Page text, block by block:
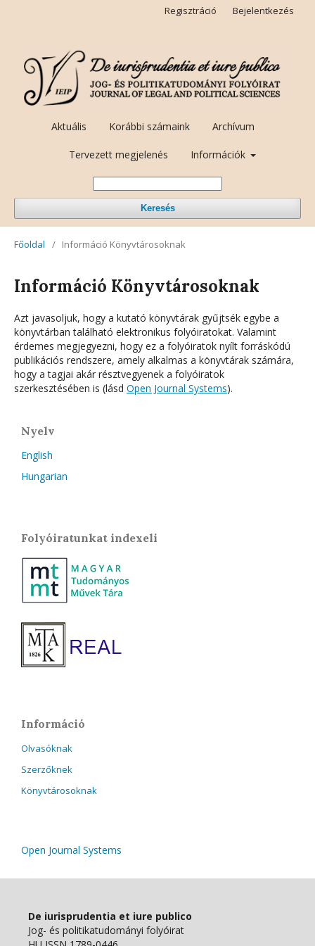
Aktuális Korábbi számaink Archívum
Tervezett megjelenés Információk
Keresés
Regisztráció Bejelentkezés
Főoldal / Információ Könyvtárosoknak
Információ Könyvtárosoknak
Azt javasoljuk, hogy a kutató könyvtárak gyűjtsék egybe a
könyvtárban található elektronikus folyóiratokat. Valamint
érdemes megjegyezni, hogy ez a folyóiratok nyílt forráskódú
publikációs rendszere, amely alkalmas a könyvtárak számára,
hogy a tagjai akár résztvegyenek a folyóiratok
szerkesztésében is (lásd Open Journal Systems).
Nyelv
English
Hungarian
Folyóiratunkat indexeli
Információ
Olvasóknak
Szerzőknek
Könyvtárosoknak
Open Journal Systems
De iurisprudentia et iure publico
Jog- és politikatudományi folyóirat